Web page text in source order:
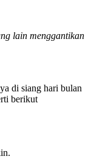
lain menggantikan
di siang hari bulan
berikut